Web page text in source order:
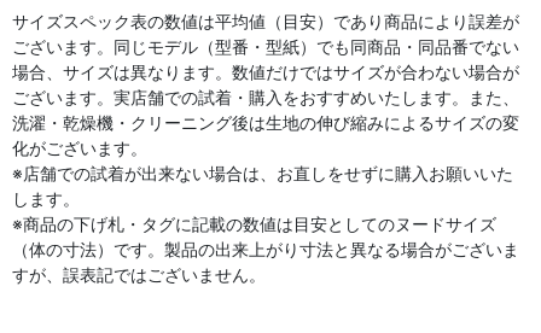
サイズスペック表の数値は平均値（目安）であり商品により誤差が
ございます。同じモデル（型番・型紙）でも同商品・同品番でない
場合、サイズは異なります。数値だけではサイズが合わない場合が
ございます。実店舗での試着・購入をおすすめいたします。また、
洗濯・乾燥機・クリーニング後は生地の伸び縮みによるサイズの変
化がございます。
※店舗での試着が出来ない場合は、お直しをせずに購入お願いいた
します。
※商品の下げ札・タグに記載の数値は目安としてのヌードサイズ
（体の寸法）です。製品の出来上がり寸法と異なる場合がございま
すが、誤表記ではございません。